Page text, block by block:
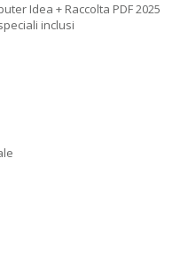
Idea + Raccolta PDF 2025
inclusi